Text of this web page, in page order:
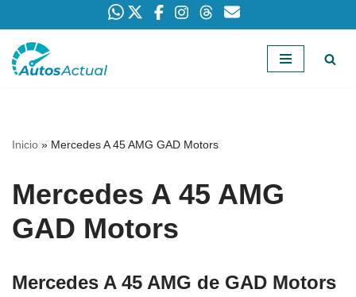
Saltar
Inicio » Mercedes A 45 AMG GAD Motors
Mercedes A 45 AMG
GAD Motors
Mercedes A 45 AMG de GAD Motors